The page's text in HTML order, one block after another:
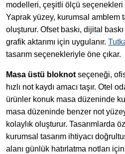
modelleri, çeşitli ölçü seçenekleri
Yaprak yüzey, kurumsal amblem
oluşturur. Ofset baskı, dijital
grafik aktarımı için uygulanır.
tasarım seçenekleriyle öne çıkar.
Masa üstü bloknot seçeneği,
hızlı not kaydı amacı taşır. Otel
ürünler konuk masa düzeninde
masa düzeninde benzer not
kolaylık oluşturur. Tasarımlarda
kurumsal tasarım ihtiyacı
alanı günlük hatırlatma notları